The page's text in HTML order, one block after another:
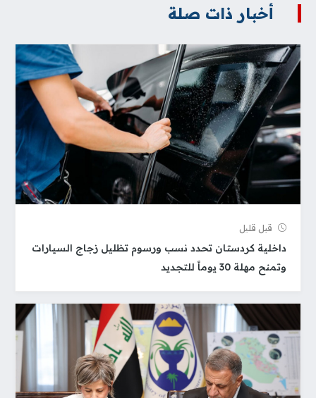
أخبار ذات صلة
قبل قلیل
داخلية كردستان تحدد نسب ورسوم تظليل زجاج السيارات
وتمنح مهلة 30 يوماً للتجديد